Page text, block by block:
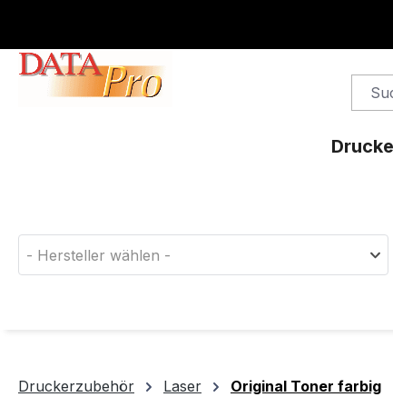
- Hersteller wählen -
Druckerzubehör Laser Original Toner farbig